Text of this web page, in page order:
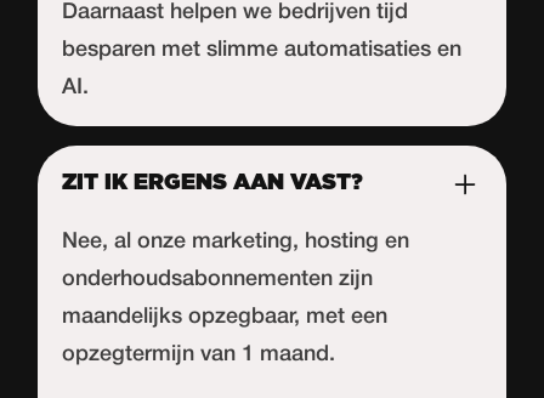
Daarnaast helpen we bedrijven tijd
besparen met slimme automatisaties en
AI.
ZIT IK ERGENS AAN VAST?
Nee, al onze marketing, hosting en
onderhoudsabonnementen zijn
maandelijks opzegbaar, met een
opzegtermijn van 1 maand.